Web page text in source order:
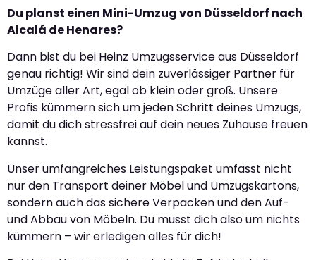
Du planst einen Mini-Umzug von Düsseldorf nach
Alcalá de Henares?
Dann bist du bei Heinz Umzugsservice aus Düsseldorf
genau richtig! Wir sind dein zuverlässiger Partner für
Umzüge aller Art, egal ob klein oder groß. Unsere
Profis kümmern sich um jeden Schritt deines Umzugs,
damit du dich stressfrei auf dein neues Zuhause freuen
kannst.
Unser umfangreiches Leistungspaket umfasst nicht
nur den Transport deiner Möbel und Umzugskartons,
sondern auch das sichere Verpacken und den Auf-
und Abbau von Möbeln. Du musst dich also um nichts
kümmern – wir erledigen alles für dich!